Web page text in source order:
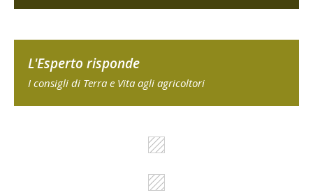
L'Esperto risponde
I consigli di Terra e Vita agli agricoltori